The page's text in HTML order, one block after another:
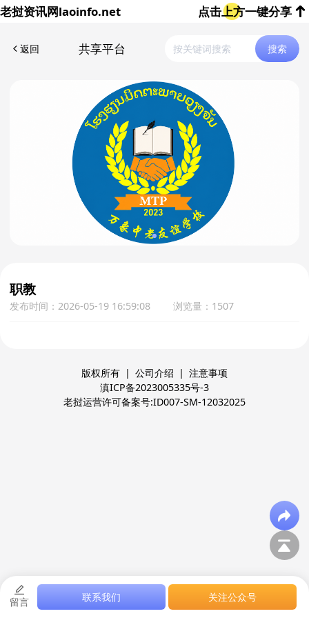
老挝资讯网laoinfo.net 点击上方一键分享
返回 共享平台 搜索
职教
发布时间：2026-05-19 16:59:08 浏览量：1507
留言 联系我们 关注公众号
版权所有 | 公司介绍 | 注意事项
滇ICP备2023005335号-3
老挝运营许可备案号:ID007-SM-12032025